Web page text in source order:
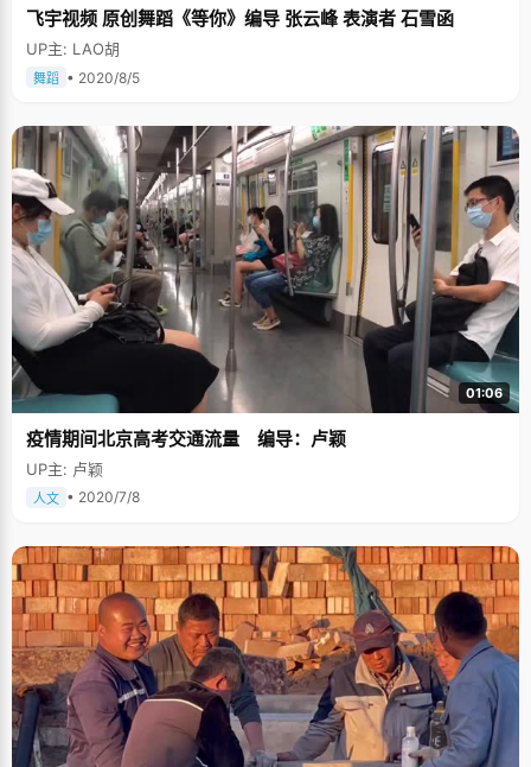
飞宇视频 原创舞蹈《等你》编导 张云峰 表演者 石雪函
UP主: LAO胡
舞蹈 • 2020/8/5
01:06
疫情期间北京高考交通流量 编导：卢颖
UP主: 卢颖
人文 • 2020/7/8